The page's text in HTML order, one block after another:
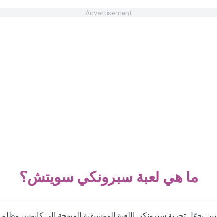
Advertisement
ما هي لعبة سبرونكي سويتش؟